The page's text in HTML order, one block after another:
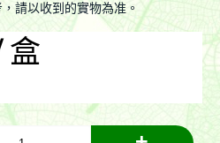
請以收到的實物為准。
盒